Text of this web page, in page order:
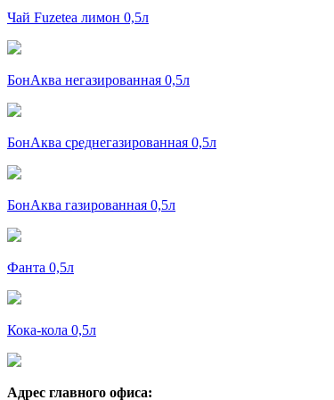
Чай Fuzetea лимон 0,5л
БонАква негазированная 0,5л
БонАква среднегазированная 0,5л
БонАква газированная 0,5л
Фанта 0,5л
Кока-кола 0,5л
Адрес главного офиса: